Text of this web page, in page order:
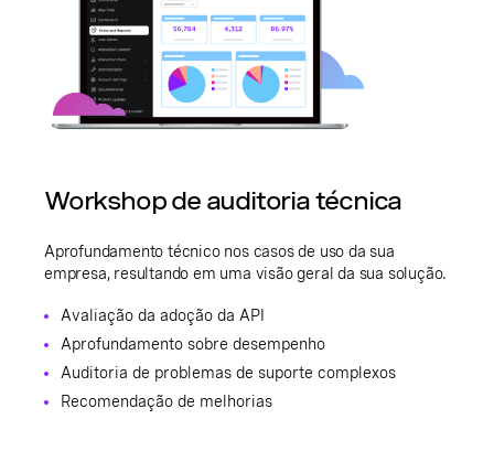
Workshop de auditoria técnica
Aprofundamento técnico nos casos de uso da sua
empresa, resultando em uma visão geral da sua solução.
Avaliação da adoção da API
Aprofundamento sobre desempenho
Auditoria de problemas de suporte complexos
Recomendação de melhorias